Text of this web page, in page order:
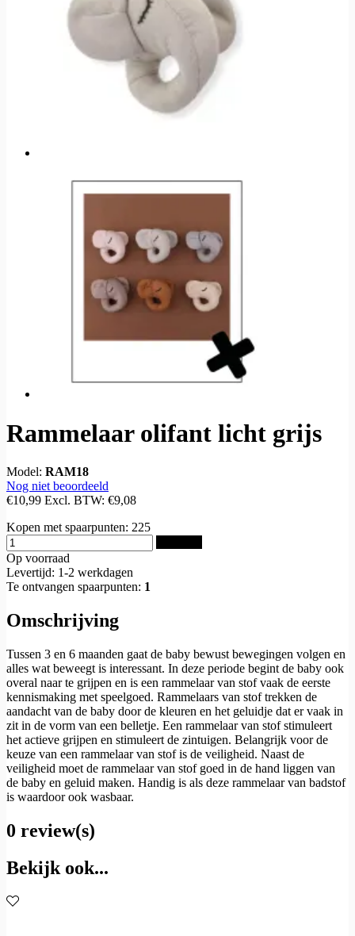
Rammelaar olifant licht grijs
Model: RAM18
Nog niet beoordeeld
€10,99 Excl. BTW: €9,08
Kopen met spaarpunten: 225
Op voorraad
Levertijd: 1-2 werkdagen
Te ontvangen spaarpunten: 1
Omschrijving
Tussen 3 en 6 maanden gaat de baby bewust bewegingen volgen en
alles wat beweegt is interessant. In deze periode begint de baby ook
overal naar te grijpen en is een rammelaar van stof vaak de eerste
kennismaking met speelgoed. Rammelaars van stof trekken de
aandacht van de baby door de kleuren en het geluidje dat er vaak in
zit in de vorm van een belletje. Een rammelaar van stof stimuleert
het actieve grijpen en stimuleert de zintuigen. Belangrijk voor de
keuze van een rammelaar van stof is de veiligheid. Naast de
veiligheid moet de rammelaar van stof goed in de hand liggen van
de baby en geluid maken. Handig is als deze rammelaar van badstof
is waardoor ook wasbaar.
0 review(s)
Bekijk ook...